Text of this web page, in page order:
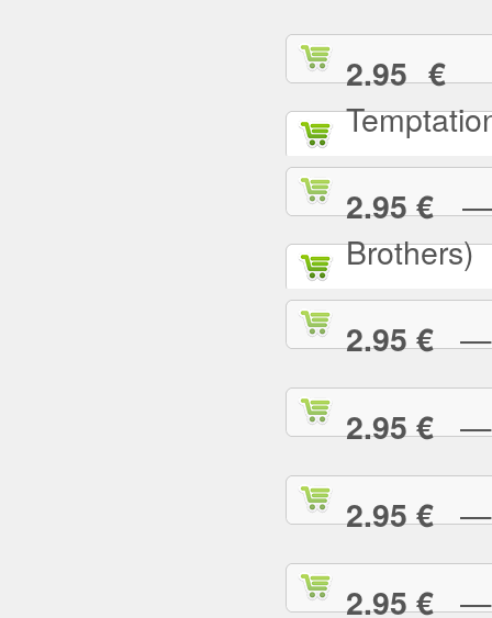
2.95 €—
2.95 €—
Brothers)
2.95 €—
2.95 €—
2.95 €—
2.95 €—